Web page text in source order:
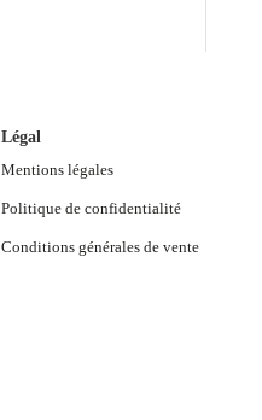
Légal
Mentions légales
Politique de confidentialité
Conditions générales de vente